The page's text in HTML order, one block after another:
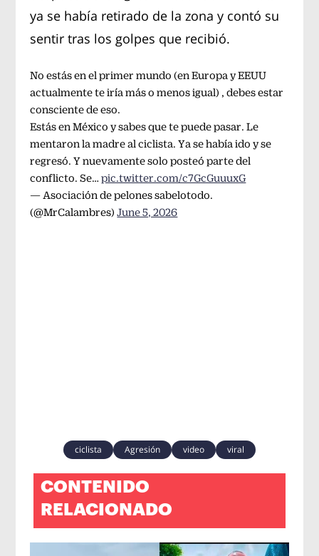
ya se había retirado de la zona y contó su
sentir tras los golpes que recibió.
No estás en el primer mundo (en Europa y EEUU
actualmente te iría más o menos igual) , debes estar
consciente de eso.
Estás en México y sabes que te puede pasar. Le
mentaron la madre al ciclista. Ya se había ido y se
regresó. Y nuevamente solo posteó parte del
conflicto. Se…pic.twitter.com/c7GcGuuuxG
— Asociación de pelones sabelotodo.
(@MrCalambres)June 5, 2026
ciclista Agresión video viral
CONTENIDO
RELACIONADO